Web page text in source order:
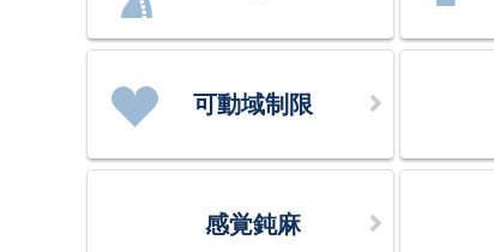
可動域制限
感覚鈍麻